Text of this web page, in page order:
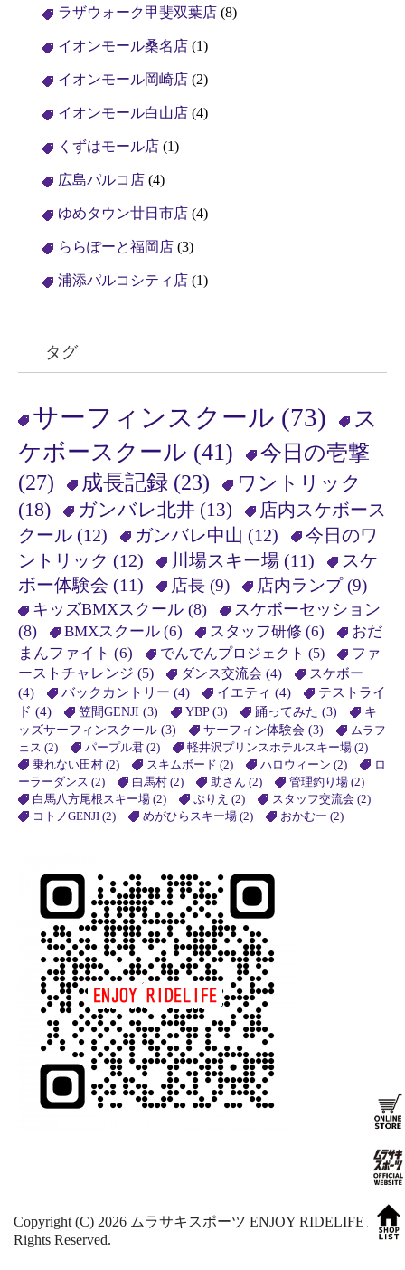
ラザウォーク甲斐双葉店 (8)
イオンモール桑名店 (1)
イオンモール岡崎店 (2)
イオンモール白山店 (4)
くずはモール店 (1)
広島パルコ店 (4)
ゆめタウン廿日市店 (4)
ららぽーと福岡店 (3)
浦添パルコシティ店 (1)
タグ
サーフィンスクール (73)
ス
ケボースクール (41)
今日の壱撃
(27)
成長記録 (23)
ワントリック
(18)
ガンバレ北井 (13)
店内スケボース
クール (12) ガンバレ中山 (12)
今日のワ
ントリック (12) 川場スキー場 (11)
スケ
ボー体験会 (11) 店長 (9) 店内ランプ(9)
キッズBMXスクール (8)
スケボーセッション
(8)
BMXスクール (6) スタッフ研修 (6)
おだ
まんファイト (6) でんでんプロジェクト (5)
ファ
ーストチャレンジ (5) ダンス交流会 (4)
スケボー
(4)
バックカントリー (4) イエティ (4)
テストライ
ド (4) 笠間GENJI (3) YBP(3) 踊ってみた (3)
キ
ッズサーフィンスクール (3) サーフィン体験会 (3)
ムラフ
ェス (2) パープル君 (2) 軽井沢プリンスホテルスキー場 (2)
乗れない田村 (2) スキムボード (2) ハロウィーン (2)
ロ
ーラーダンス (2) 白馬村 (2) 助さん (2) 管理釣り場 (2)
白馬八方尾根スキー場 (2) ぷりえ (2) スタッフ交流会 (2)
コトノGENJI (2) めがひらスキー場 (2) おかむー (2)
Copyright (C) 2026 ムラサキスポーツ ENJOY RIDELIFE
All
Rights Reserved.